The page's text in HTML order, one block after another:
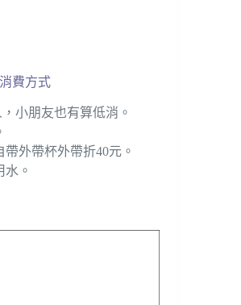
費方式
小朋友也有算低消。
帶外帶杯外帶折40元。
水。